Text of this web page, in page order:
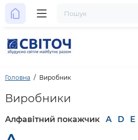
Головна Виробник
Виробники
Алфавітний покажчик A D E